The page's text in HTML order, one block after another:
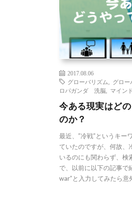
2017.08.06
グローバリズム
グロー
ロパガンダ 洗脳
マイン
今ある現実はど
のか？
最近、”冷戦”というキー
ていたのですが、何故、
いるのにも関わらず、検
で、以前に以下の記事で
war”と入力してみたら意